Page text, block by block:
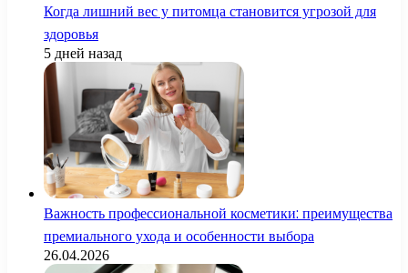
Когда лишний вес у питомца становится угрозой для
здоровья
5 дней назад
Важность профессиональной косметики: преимущества
премиального ухода и особенности выбора
26.04.2026